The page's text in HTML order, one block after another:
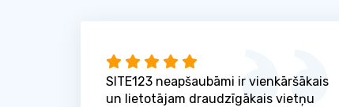
SITE123 neapšaubāmi ir vienkāršākais
un lietotājam draudzīgākais vietņu